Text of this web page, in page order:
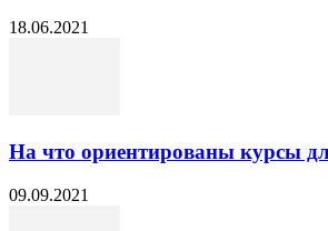
18.06.2021
На что ориентированы курсы
09.09.2021